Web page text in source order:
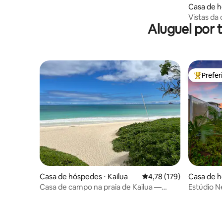
Casa de
Vistas da
Aluguel por
Casa de hóspedes ⋅ Kailua 4,78 de uma avaliação
4,78 (179)
Casa de campo na praia de Kailua —
Entre os
Casa de
Estúdio